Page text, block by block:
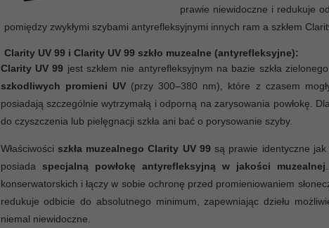
prawie niewidoczne i redukuje
pomiędzy zwykłymi szybami antyrefleksyjnymi innych ram a szkłem
Clarity UV 99 i Clarity UV 99 szkło muzealne (antyrefleksyjne):
Clarity UV 99 jest szkłem nie antyrefleksyjnym na bazie szkła
szkodliwych promieni UV(przy 300–380 nm), które z czasem
posiadają szczególnie wytrzymałą i odporną na zarysowania powłokę.
do czyszczenia lub pielęgnacji szkła ani bać o porysowanie szyby.
Właściwości szkła muzealnego Clarity UV 99 są prawie identyczne jak
posiada specjalną powłokę antyrefleksyjną w jakości muzealnej
konserwatorskich i łączy w sobie ochronę przed promieniowaniem
redukuje odbicie do absolutnego minimum, zapewniając dziełu
niemal niewidoczne.